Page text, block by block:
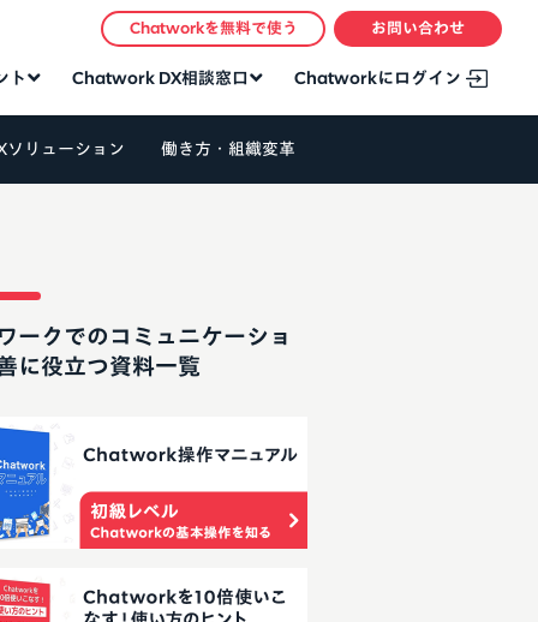
ト Chatwork DX相談窓口 Chatworkにログイン
Chatworkを無料で使う お問い合わせ
ソリューション 働き方・組織変革
ークでのコミュニケーショ
に役立つ資料一覧